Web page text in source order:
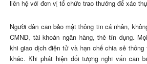
liên hệ với đơn vị tổ chức trao thưởng để xác
Người dân cần bảo mật thông tin cá nhân,
CMND, tài khoản ngân hàng, thẻ tín dụng.
khi giao dịch điện tử và hạn chế chia sẻ
khác. Khi phát hiện đối tượng nghi vấn cần